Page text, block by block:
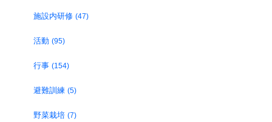
施設内研修 (47)
活動 (95)
行事 (154)
避難訓練 (5)
野菜栽培 (7)